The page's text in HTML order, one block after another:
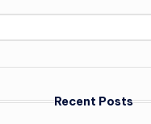
Recent Posts